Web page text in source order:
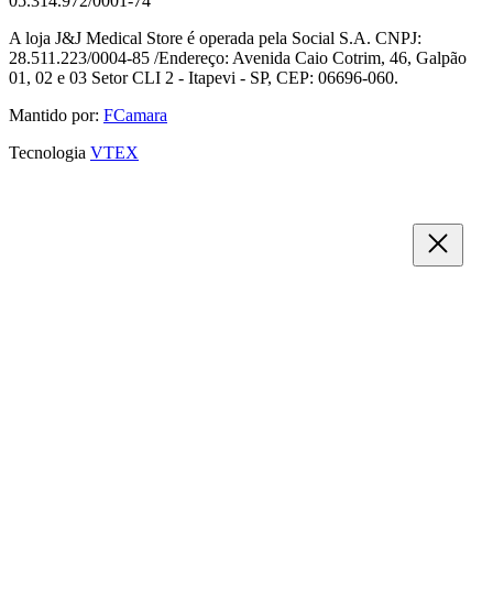
A loja J&J Medical Store é operada pela Social S.A. CNPJ:
28.511.223/0004-85 /Endereço: Avenida Caio Cotrim, 46, Galpão
01, 02 e 03 Setor CLI 2 - Itapevi - SP, CEP: 06696-060.
Mantido por: FCamara
Tecnologia VTEX